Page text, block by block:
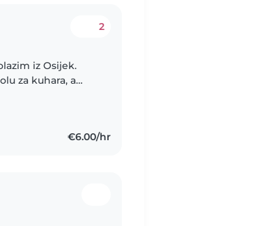
2
iz Osijek.
za kuhara, a
€6.00/hr